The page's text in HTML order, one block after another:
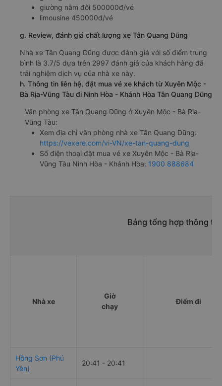
giường nằm đôi 500000đ/vé
limousine 450000đ/vé
g. Review, đánh giá chất lượng xe Tân Quang Dũng
Nhà xe Tân Quang Dũng được đánh giá với số điểm trung
bình là 3.7/5 dựa trên 2997 đánh giá của khách hàng đã
trải nghiệm dịch vụ của nhà xe này.
h. Thông tin liên hệ, đặt mua vé xe khách từ Xuyên Mộc -
Bà Rịa-Vũng Tàu đi Ninh Hòa - Khánh Hòa Tân Quang Dũng
Văn phòng xe Tân Quang Dũng ở Xuyên Mộc - Bà Rịa-
Vũng Tàu:
Xem địa chỉ văn phòng nhà xe Tân Quang Dũng:
https://vexere.com/vi-VN/xe-tan-quang-dung
Số điện thoại đặt mua vé xe Xuyên Mộc - Bà Rịa-
Vũng Tàu Ninh Hòa - Khánh Hòa: 1900 888684
Bảng tổng hợp thông
Nhà xe
Giờ
chạy
Điểm đi
Hồng Sơn (Phú
Yên)
20:41 - 20:41